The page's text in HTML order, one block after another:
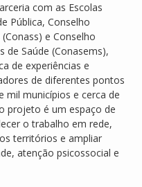
com as Escolas
Pública, Conselho
e Conselho
de Saúde (Conasems),
de experiências e
de diferentes pontos
mil municípios e cerca de
projeto é um espaço de
o trabalho em rede,
territórios e ampliar
atenção psicossocial e